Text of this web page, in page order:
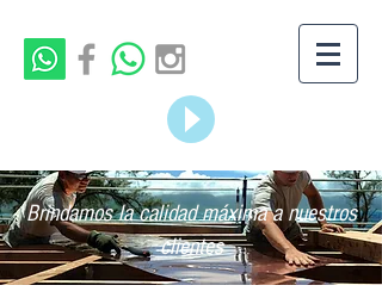
Brindamos la calidad máxima a nuestros
clientes